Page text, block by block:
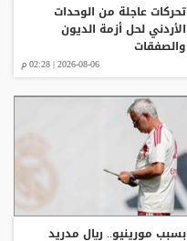
تحركات عاجلة من الوحدات
الأردني لحل أزمة الديون
والصفقات
2026-08-06 | 02:28 م
بسبب مورينيو.. ريال مدريد